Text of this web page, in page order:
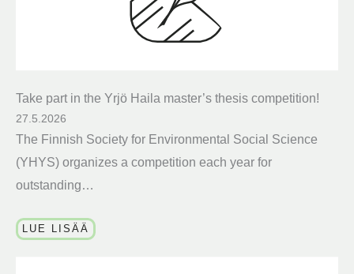
Take part in the Yrjö Haila master’s thesis competition!
27.5.2026
The Finnish Society for Environmental Social Science
(YHYS) organizes a competition each year for
outstanding…
LUE LISÄÄ